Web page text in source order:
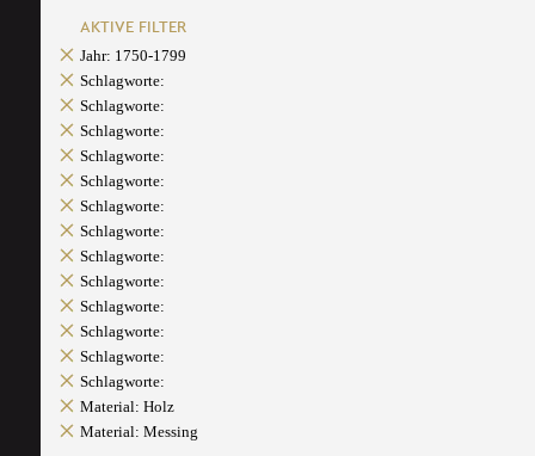
AKTIVE FILTER
Jahr: 1750-1799
Schlagworte:
Schlagworte:
Schlagworte:
Schlagworte:
Schlagworte:
Schlagworte:
Schlagworte:
Schlagworte:
Schlagworte:
Schlagworte:
Schlagworte:
Schlagworte:
Schlagworte:
Material: Holz
Material: Messing